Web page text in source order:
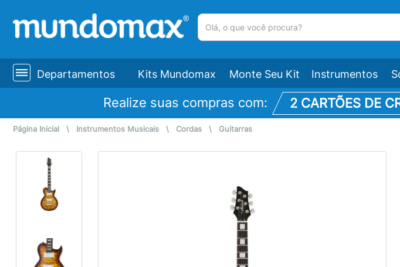
Departamentos Kits Mundomax Monte Seu Kit Instrumentos
Realize suas compras com: 2 CARTÕES DE
Página Inicial \ Instrumentos Musicais \ Cordas \ Guitarras